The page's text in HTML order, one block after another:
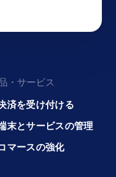
・サービス
済を受け付ける
末とサービスの管理
マースの強化